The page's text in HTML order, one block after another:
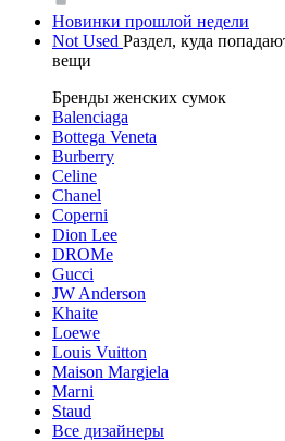
Новинки прошлой недели
Not Used Раздел, куда
вещи
Бренды женских сумок
Balenciaga
Bottega Veneta
Burberry
Celine
Chanel
Coperni
Dion Lee
DROMe
Gucci
JW Anderson
Khaite
Loewe
Louis Vuitton
Maison Margiela
Marni
Staud
Все дизайнеры